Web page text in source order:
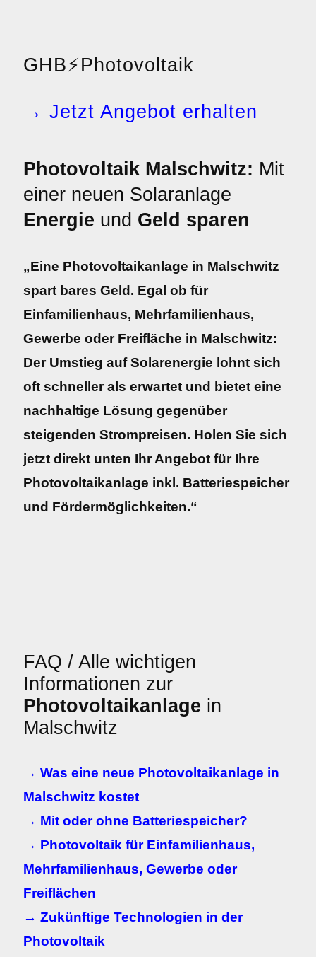
GHB⚡Photovoltaik
→ Jetzt Angebot erhalten
Photovoltaik Malschwitz: Mit
einer neuen Solaranlage
Energie und Geld sparen
„Eine Photovoltaikanlage in Malschwitz
spart bares Geld. Egal ob für
Einfamilienhaus, Mehrfamilienhaus,
Gewerbe oder Freifläche in Malschwitz:
Der Umstieg auf Solarenergie lohnt sich
oft schneller als erwartet und bietet eine
nachhaltige Lösung gegenüber
steigenden Strompreisen. Holen Sie sich
jetzt direkt unten Ihr Angebot für Ihre
Photovoltaikanlage inkl. Batteriespeicher
und Fördermöglichkeiten.“
FAQ / Alle wichtigen
Informationen zur
Photovoltaikanlage in
Malschwitz
→ Was eine neue Photovoltaikanlage in
Malschwitz kostet
→ Mit oder ohne Batteriespeicher?
→ Photovoltaik für Einfamilienhaus,
Mehrfamilienhaus, Gewerbe oder
Freiflächen
→ Zukünftige Technologien in der
Photovoltaik